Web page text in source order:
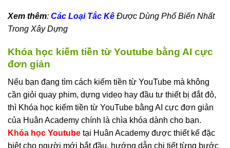
Xem thêm: Các Loại Tắc Kê Được Dùng Phổ Biến Nhất
Trong Xây Dựng
Khóa học kiếm tiền từ Youtube bằng AI cực
đơn giản
Nếu bạn đang tìm cách kiếm tiền từ YouTube mà không
cần giỏi quay phim, dựng video hay đầu tư thiết bị đắt đỏ,
thì Khóa học kiếm tiền từ YouTube bằng AI cực đơn giản
của Huân Academy chính là chìa khóa dành cho bạn.
Khóa học Youtube tại Huân Academy được thiết kế đặc
biệt cho người mới bắt đầu, hướng dẫn chi tiết từng bước